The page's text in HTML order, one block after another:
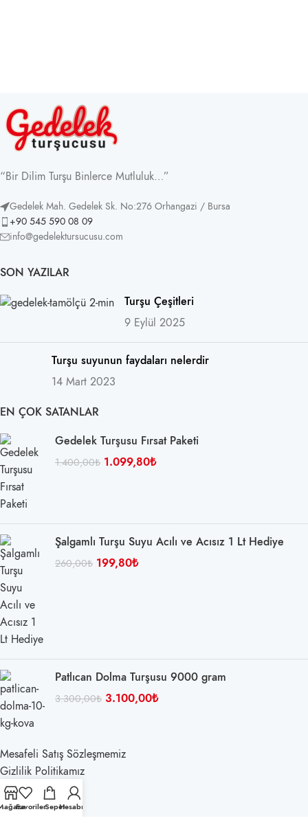
“Bir Dilim Turşu Binlerce Mutluluk…”
Gedelek Mah. Gedelek Sk. No:276 Orhangazi / Bursa
+90 545 590 08 09
info@gedelektursucusu.com
SON YAZILAR
Turşu Çeşitleri
9 Eylül 2025
Turşu suyunun faydaları nelerdir
14 Mart 2023
EN ÇOK SATANLAR
Gedelek Turşusu Fırsat Paketi
1.400,00₺ 1.099,80₺
Şalgamlı Turşu Suyu Acılı ve Acısız 1 Lt Hediye
260,00₺ 199,80₺
Patlıcan Dolma Turşusu 9000 gram
3.300,00₺ 3.100,00₺
Mesafeli Satış Sözleşmemiz
Gizlilik Politikamız
Bayi Ödeme
Teslimat ve İade
FavorilerSepetHesabım